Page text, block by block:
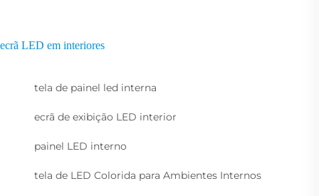
ecrã LED em interiores
tela de painel led interna
ecrã de exibição LED interior
painel LED interno
tela de LED Colorida para Ambientes Internos